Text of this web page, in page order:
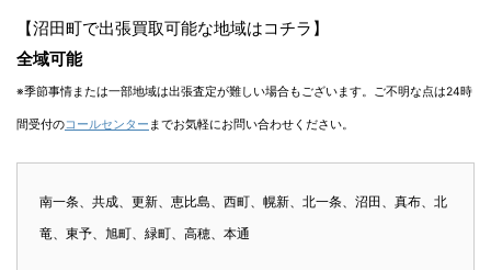
【沼田町で出張買取可能な地域はコチラ】
全域可能
※季節事情または一部地域は出張査定が難しい場合もございます。ご不明な点は24時
間受付のコールセンター までお気軽にお問い合わせください。
南一条、共成、更新、恵比島、西町、幌新、北一条、沼田、真布、北
竜、東予、旭町、緑町、高穂、本通